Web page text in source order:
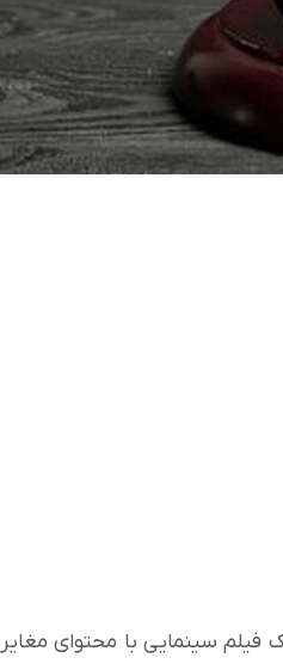
فیلم سینمایی با محتوای